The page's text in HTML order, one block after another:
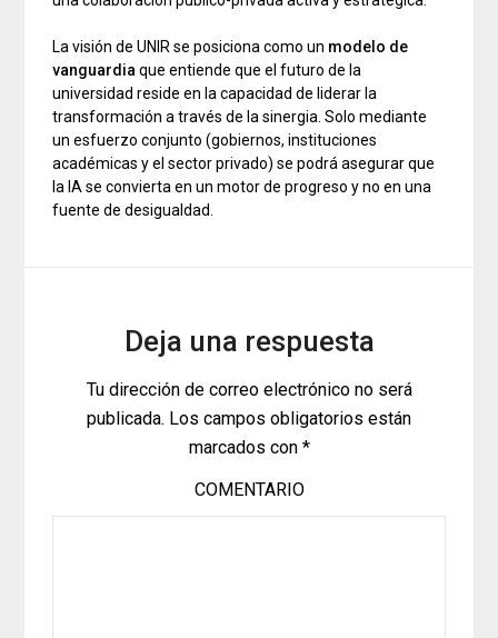
La visión de UNIR se posiciona como un modelo de
vanguardiaque entiende que el futuro de la
universidad reside en la capacidad de liderar la
transformación a través de la sinergia. Solo mediante
un esfuerzo conjunto (gobiernos, instituciones
académicas y el sector privado) se podrá asegurar que
la IA se convierta en un motor de progreso y no en una
fuente de desigualdad.
Deja una respuesta
Tu dirección de correo electrónico no será
publicada. Los campos obligatorios están
marcados con *
COMENTARIO